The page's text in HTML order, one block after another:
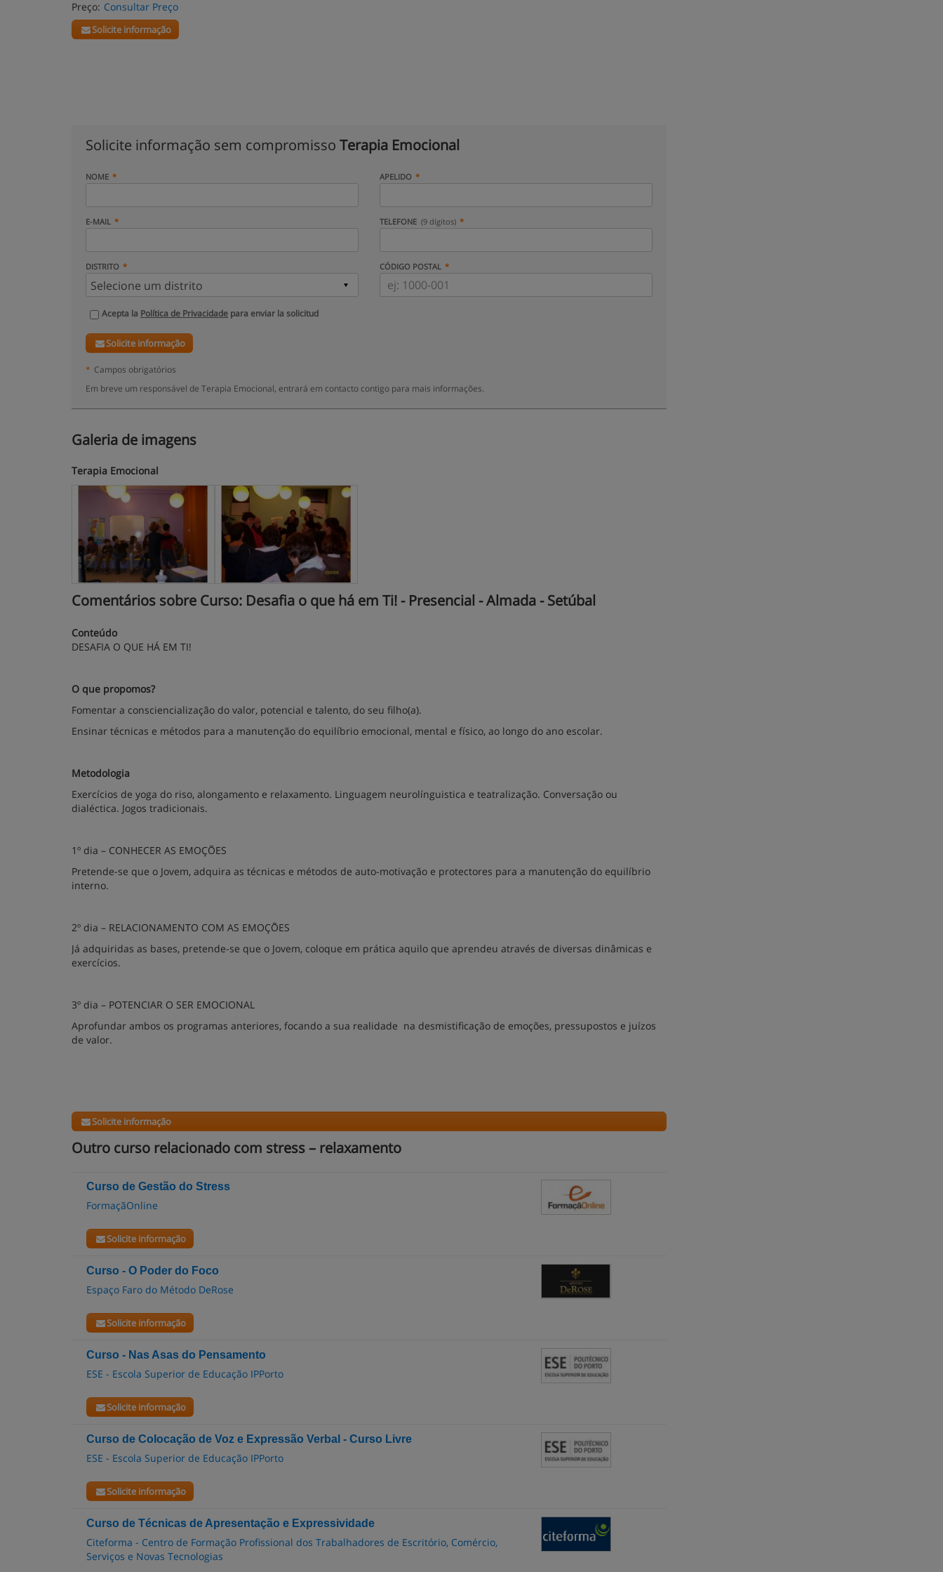
Preço: Consultar Preço
Solicite informação
Solicite informação sem compromisso Terapia Emocional
NOME APELIDO
E-MAIL TELEFONE (9 dígitos)
DISTRITO CÓDIGO POSTAL
Acepta la Política de Privacidade para enviar la solicitud
Solicite informação
* Campos obrigatórios
Em breve um responsável de Terapia Emocional, entrará em contacto contigo para mais informações.
Galeria de imagens
Terapia Emocional
Comentários sobre Curso: Desafia o que há em Ti! - Presencial - Almada - Setúbal
Conteúdo
DESAFIA O QUE HÁ EM TI!
O que propomos?
Fomentar a consciencialização do valor, potencial e talento, do seu filho(a).
Ensinar técnicas e métodos para a manutenção do equilíbrio emocional, mental e físico, ao longo do ano escolar.
Metodologia
Exercícios de yoga do riso, alongamento e relaxamento. Linguagem neurolínguistica e teatralização. Conversação ou
dialéctica. Jogos tradicionais.
1º dia – CONHECER AS EMOÇÕES
Pretende-se que o Jovem, adquira as técnicas e métodos de auto-motivação e protectores para a manutenção do equilíbrio
interno.
2º dia – RELACIONAMENTO COM AS EMOÇÕES
Já adquiridas as bases, pretende-se que o Jovem, coloque em prática aquilo que aprendeu através de diversas dinâmicas e
exercícios.
3º dia – POTENCIAR O SER EMOCIONAL
Aprofundar ambos os programas anteriores, focando a sua realidade na desmistificação de emoções, pressupostos e juízos
de valor.
Solicite informação
Outro curso relacionado com stress – relaxamento
Curso de Gestão do Stress
FormaçãOnline
Solicite informação
Curso - O Poder do Foco
Espaço Faro do Método DeRose
Solicite informação
Curso - Nas Asas do Pensamento
ESE - Escola Superior de Educação IPPorto
Solicite informação
Curso de Colocação de Voz e Expressão Verbal - Curso Livre
ESE - Escola Superior de Educação IPPorto
Solicite informação
Curso de Técnicas de Apresentação e Expressividade
Citeforma - Centro de Formação Profissional dos Trabalhadores de Escritório, Comércio,
Serviços e Novas Tecnologias